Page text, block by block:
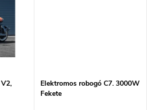
Elektromos robogó C7. 3000W
Fekete